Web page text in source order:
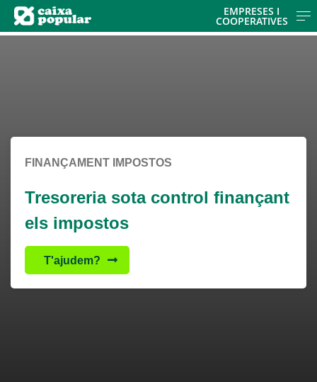
Skip to main contentt
EMPRESES I
COOPERATIVES
FINANÇAMENT IMPOSTOS
Tresoreria sota control finançant
els impostos
T'ajudem?